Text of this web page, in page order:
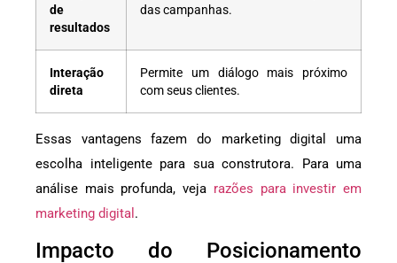
de
resultados
das campanhas.
Interação
direta
Permite um diálogo mais próximo
com seus clientes.
Essas vantagens fazem do marketing digital uma
escolha inteligente para sua construtora. Para uma
análise mais profunda, veja razões para investir em
marketing digital .
Impacto do Posicionamento